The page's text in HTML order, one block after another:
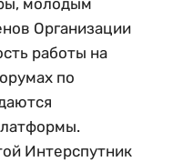
молодым
Организации
работы на
по
Интерспутник